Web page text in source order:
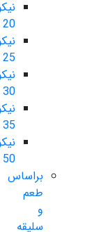
20
25
30
35
50
براساس
طعم
و
سلیقه